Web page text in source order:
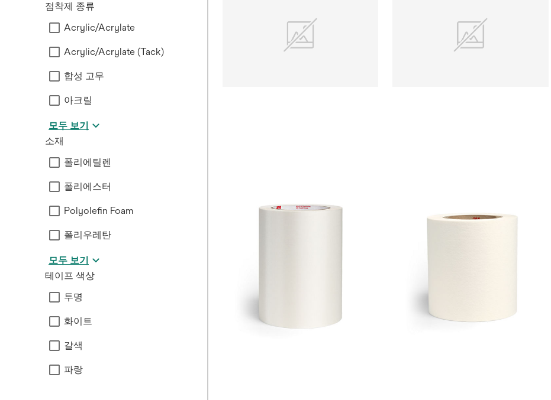
점착제 종류
Acrylic/Acrylate
Acrylic/Acrylate (Tack)
합성 고무
아크릴
모두 보기
소재
폴리에틸렌
폴리에스터
Polyolefin Foam
폴리우레탄
모두 보기
테이프 색상
투명
화이트
갈색
파랑